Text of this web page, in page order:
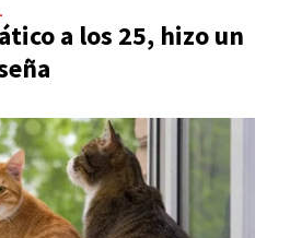
a los 25, hizo un